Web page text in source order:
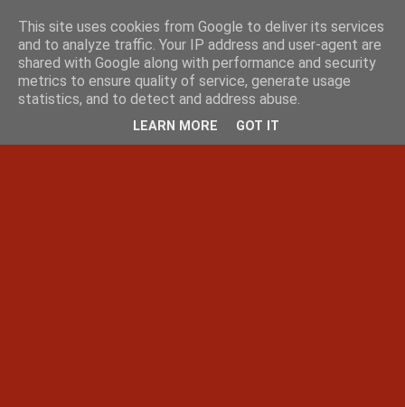
This site uses cookies from Google to deliver its services
and to analyze traffic. Your IP address and user-agent are
shared with Google along with performance and security
metrics to ensure quality of service, generate usage
statistics, and to detect and address abuse.
LEARN MORE GOT IT